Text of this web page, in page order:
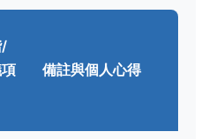
/
備註與個人心得